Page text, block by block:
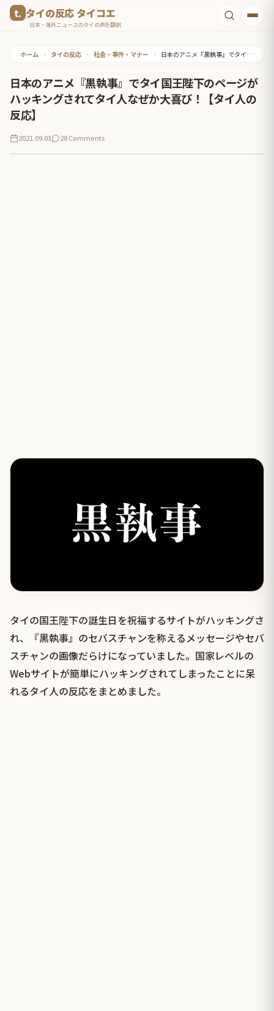
タイの反応 タイコエ
日本・海外ニュースのタイの声を翻訳
ホーム • タイの反応 • 社会・事件・マナー • 日本のアニメ『黒執事』でタイ国王陛下のページがハッキングされてタイ人なぜか大喜び！【タイ人の反応】
日本のアニメ『黒執事』でタイ国王陛下のページが
ハッキングされてタイ人なぜか大喜び！【タイ人の
反応】
2021.09.03 28 Comments
タイの国王陛下の誕生日を祝福するサイトがハッキングさ
れ、『黒執事』のセバスチャンを称えるメッセージやセバ
スチャンの画像だらけになっていました。国家レベルの
Webサイトが簡単にハッキングされてしまったことに呆
れるタイ人の反応をまとめました。